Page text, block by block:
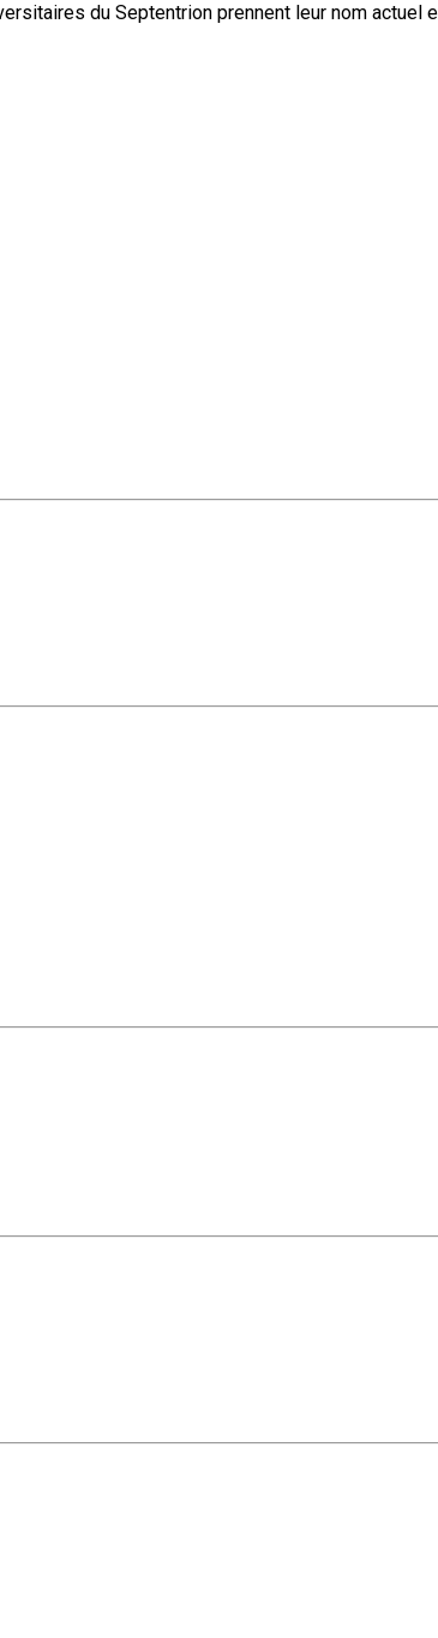
du Septentrion prennent leur nom actuel